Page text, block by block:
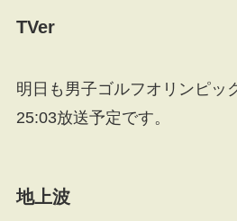
TVer
明日も男子ゴルフオリンピッ
25:03放送予定です。
地上波